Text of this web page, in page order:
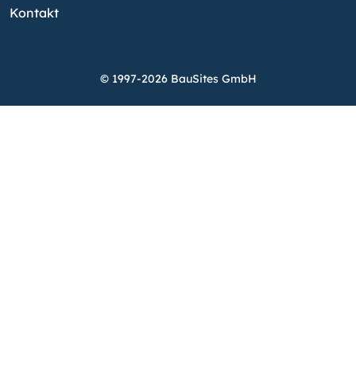
Kontakt
© 1997-2026 BauSites GmbH